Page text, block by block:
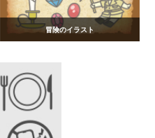
冒険のイラスト